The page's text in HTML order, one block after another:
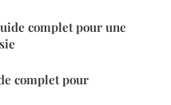
complet pour une
complet pour